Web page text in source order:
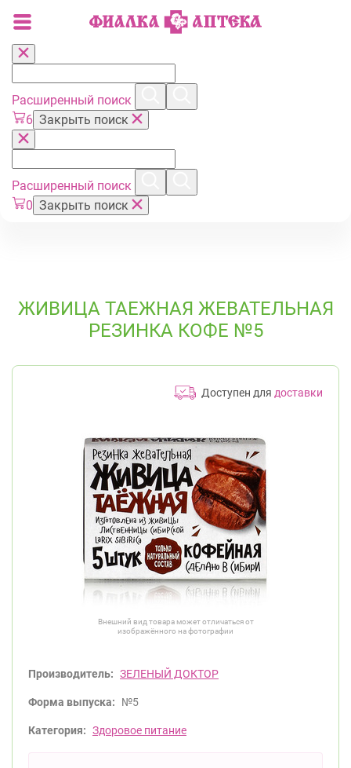
Расширенный поиск
6 Закрыть поиск
Расширенный поиск
0 Закрыть поиск
ЖИВИЦА ТАЕЖНАЯ ЖЕВАТЕЛЬНАЯ
РЕЗИНКА КОФЕ №5
Доступен для доставки
Внешний вид товара может отличаться от
изображённого на фотографии
Производитель: ЗЕЛЕНЫЙ ДОКТОР
Форма выпуска: №5
Категория: Здоровое питание